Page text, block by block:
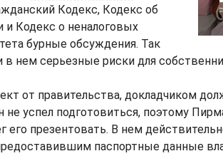
Кодекс, Кодекс об
и Кодекс о неналоговых
бурные обсуждения. Так
в нем серьезные риски для
от правительства, докладчиком
успел подготовиться, поэтому
его презентовать. В нем
паспортные данные